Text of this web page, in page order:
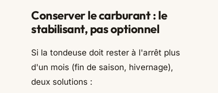
Conserver le carburant : le
stabilisant, pas optionnel
Si la tondeuse doit rester à l'arrêt plus
d'un mois (fin de saison, hivernage),
deux solutions :